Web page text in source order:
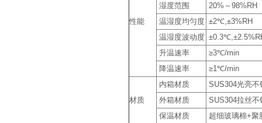
性能
湿度范围
20%～98%RH
温湿度均匀度 ±2℃,±3%RH
温湿度波动度
升温速率
≥3℃/min
降温速率
≥1℃/min
材质
内箱材质
SUS304光亮不
外箱材质
SUS304拉丝
保温材质
超细玻璃棉+聚